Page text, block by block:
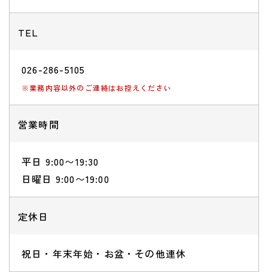
TEL
026-286-5105
※業務内容以外のご連絡はお控えください
営業時間
平日 9:00〜19:30
​​​​​​​日曜日 9:00〜19:00
定休日
祝日・年末年始・お盆・その他連休